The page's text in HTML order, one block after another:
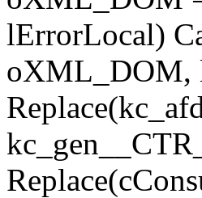
lErrorLocal)
oXML_DOM,